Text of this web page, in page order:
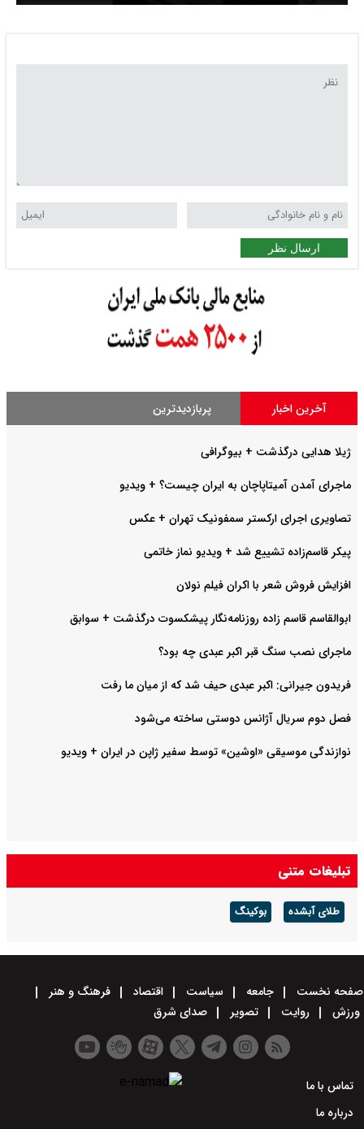
ارسال نظر
آخرین اخبار پربازدیدترین
ژیلا هدایی درگذشت + بیوگرافی
ماجرای آمدن آمیتاپاچان به ایران چیست؟ + ویدیو
تصاویری اجرای ارکستر سمفونیک تهران +‌ عکس
پیکر قاسم‌زاده تشییع شد + ویدیو نماز خاتمی
افزایش فروش شعر با اکران فیلم نولان
ابوالقاسم قاسم زاده روزنامه‌نگار پیشکسوت درگذشت + سوابق
ماجرای نصب سنگ قبر اکبر عبدی چه بود؟
فریدون جیرانی: اکبر عبدی حیف شد که از میان ما رفت
فصل دوم سریال آژانس دوستی ساخته می‌شود
نوازندگی موسیقی «اوشین» توسط سفیر ژاپن در ایران + ویدیو
تبلیغات متنی
طلای آبشده بوکینگ
صفحه نخست جامعه سیاست اقتصاد
فرهنگ و هنر
ورزش
روایت تصویر صدای شرق
تماس با ما
درباره ما